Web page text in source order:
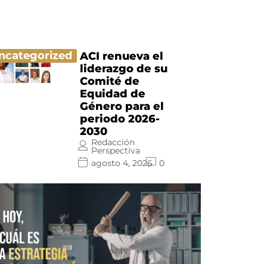
ACI renueva el
liderazgo de su
Comité de
Equidad de
Género para el
periodo 2026-
2030
Redacción
Perspectiva
agosto 4, 2026
0